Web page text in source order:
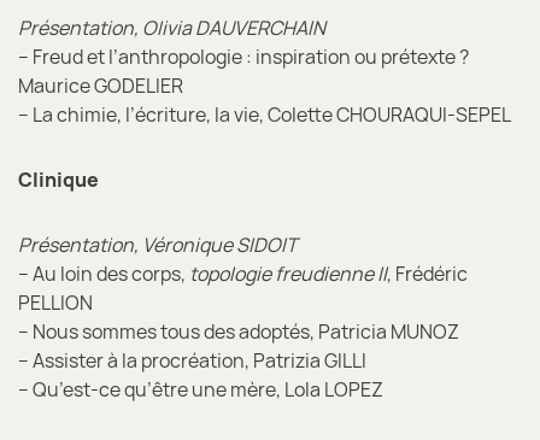
Présentation, Olivia DAUVERCHAIN
– Freud et l’anthropologie : inspiration ou prétexte ?
Maurice GODELIER
– La chimie, l’écriture, la vie, Colette CHOURAQUI-SEPEL
Clinique
Présentation, Véronique SIDOIT
– Au loin des corps, topologie freudienne II, Frédéric
PELLION
– Nous sommes tous des adoptés, Patricia MUNOZ
– Assister à la procréation, Patrizia GILLI
– Qu’est-ce qu’être une mère, Lola LOPEZ